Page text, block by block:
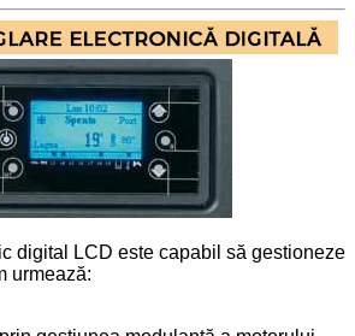
digital LCD este capabil să gestioneze
urmează: